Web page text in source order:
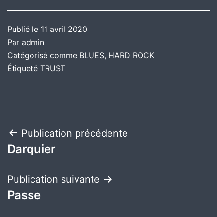
Publié le 11 avril 2020
Par admin
Catégorisé comme BLUES, HARD ROCK
Étiqueté TRUST
Navigation
de
l’article
Publication précédente
Darquier
Publication suivante
Passe